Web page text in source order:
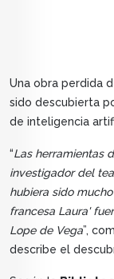
Una obra perdida
sido descubierta
de inteligencia
“Las herramientas
investigador del
hubiera sido
francesa Laura'
Lope de Vega”,
describe el